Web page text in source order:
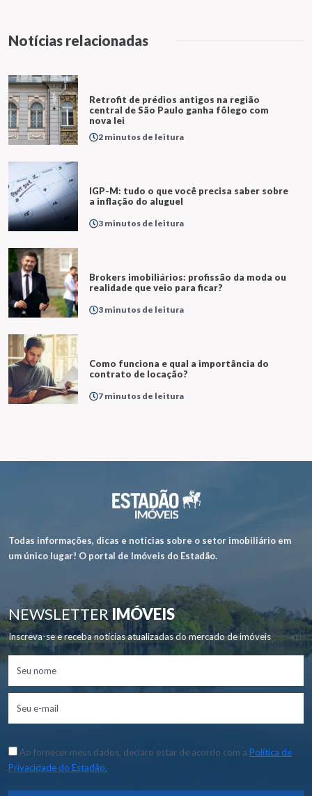
Notícias relacionadas
Retrofit de prédios antigos na região
central de São Paulo ganha fôlego com
nova lei
2 minutos de leitura
IGP-M: tudo o que você precisa saber sobre
a inflação do aluguel
3 minutos de leitura
Brokers imobiliários: profissão da moda ou
realidade que veio para ficar?
3 minutos de leitura
Como funciona e qual a importância do
contrato de locação?
7 minutos de leitura
Todas informações, dicas e notícias sobre o setor imobiliário em
um único lugar! O portal de Imóveis do Estadão.
NEWSLETTERIMÓVEIS
Inscreva-se e receba notícias atualizadas do mercado de imóveis
Ao fornecer meus dados, declaro estar de acordo com a Política de
Privacidade do Estadão.